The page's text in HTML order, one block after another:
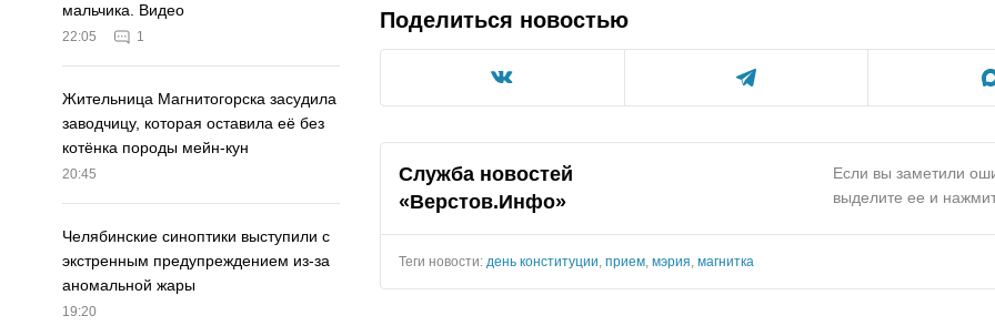
мальчика. Видео
22:05 1
Жительница Магнитогорска засудила
заводчицу, которая оставила её без
котёнка породы мейн-кун
20:45
Челябинские синоптики выступили с
экстренным предупреждением из-за
аномальной жары
19:20
Поделиться новостью
Служба новостей
«Верстов.Инфо»
Если вы заметили
выделите ее и
Теги новости: день конституции прием мэрия магнитка